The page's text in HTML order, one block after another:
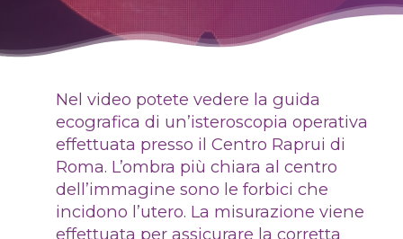
Nel video potete vedere la guida
ecografica di un’isteroscopia operativa
effettuata presso il Centro Raprui di
Roma. L’ombra più chiara al centro
dell’immagine sono le forbici che
incidono l’utero. La misurazione viene
effettuata per assicurare la corretta